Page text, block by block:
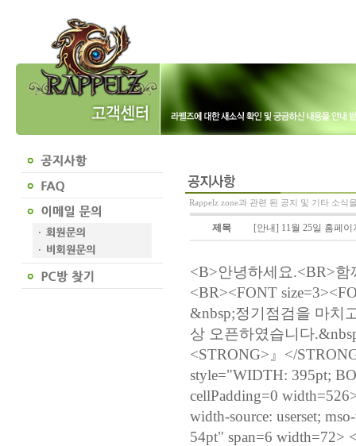
Rappelz zone과 관련 된 공지 및 기타 소식
제목 [안내] 11월 25일 홈페
<B>안녕하세요.<BR>
<BR><FONT
&nbsp;정기점검을 마치
상 오픈하였습니다
<STRONG>』</
style="WIDTH: 395pt;
cellPadding=0
width-source: userset;
54pt" span=6 width=72>